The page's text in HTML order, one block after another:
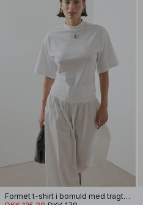
Formet t-shirt i bomuld med tragtformet halsudskæring